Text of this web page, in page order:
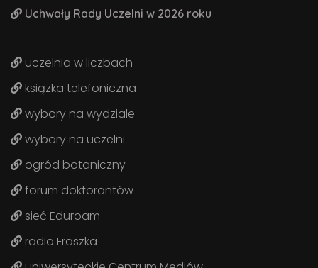
Uchwały Rady Uczelni w 2026 roku
uczelnia w liczbach
ksiązka telefoniczna
wybory na wydziale
wybory na uczelni
ogród botaniczny
forum doktorantów
sieć Eduroam
radio Fraszka